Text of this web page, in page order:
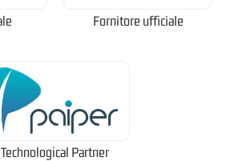
Fornitore ufficiale
Technological Partner